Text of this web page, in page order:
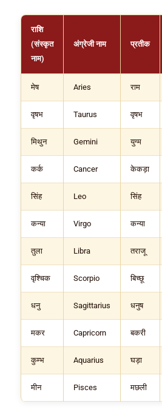
राशि
(संस्कृत
नाम)
अंग्रेजी नाम प्रतीक
मेष Aries राम
वृषभ Taurus वृषभ
मिथुन Gemini युग्म
कर्क Cancer केकड़ा
सिंह Leo सिंह
कन्या Virgo कन्या
तुला Libra तराजू
वृश्चिक Scorpio बिच्छू
धनु Sagittarius धनुष
मकर Capricorn बकरी
कुम्भ Aquarius घड़ा
मीन Pisces मछली